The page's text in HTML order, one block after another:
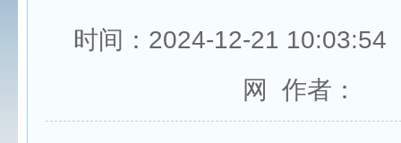
时间：2024-12-21 10:03:54
网 作者：